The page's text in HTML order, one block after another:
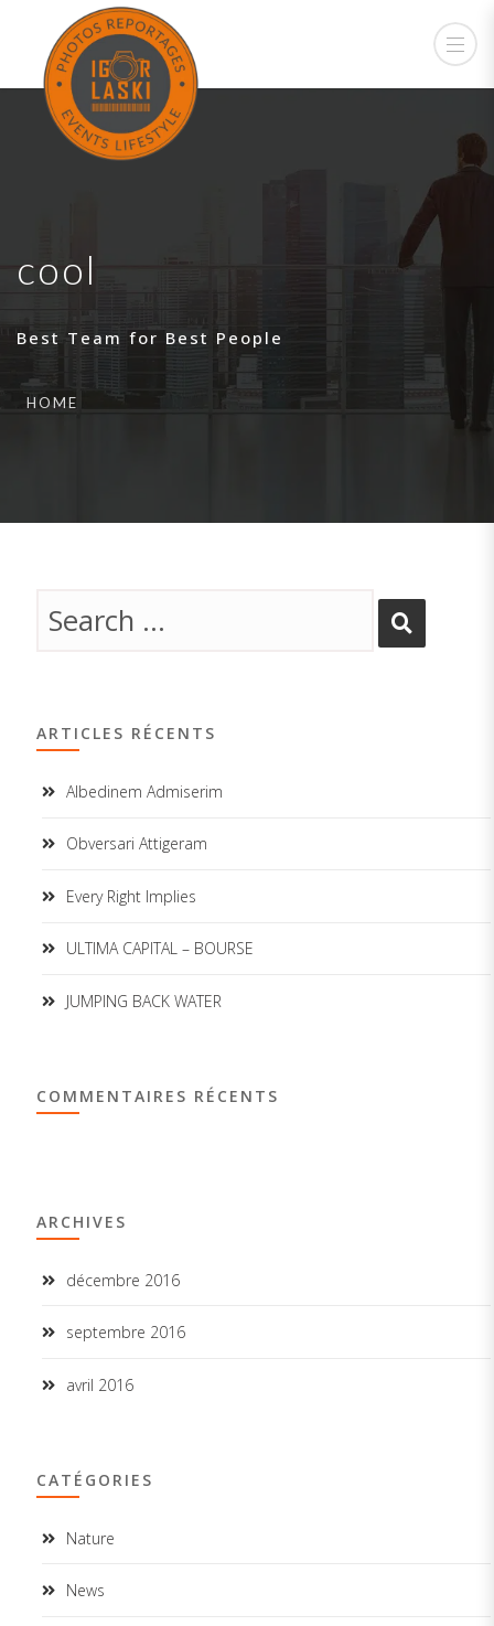
cool
Best Team for Best People
HOME
ARTICLES RÉCENTS
Albedinem Admiserim
Obversari Attigeram
Every Right Implies
ULTIMA CAPITAL – BOURSE
JUMPING BACK WATER
COMMENTAIRES RÉCENTS
ARCHIVES
décembre 2016
septembre 2016
avril 2016
CATÉGORIES
Nature
News